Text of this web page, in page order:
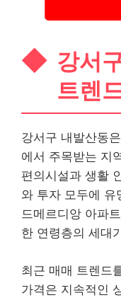
강서
트렌
강서구 내발산동
에서 주목받는 지
편의시설과 생활
와 투자 모두에 유
드메르디앙 아파
한 연령층의 세대
최근 매매 트렌드
가격은 지속적인